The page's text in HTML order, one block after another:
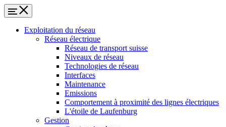
Exploitation du réseau
Réseau électrique
Réseau de transport suisse
Niveaux de réseau
Technologies de réseau
Interfaces
Maintenance
Emissions
Comportement à proximité des lignes électriques
L'étoile de Laufenburg
Gestion